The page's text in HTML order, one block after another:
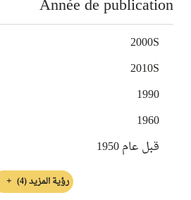
Année de publication
2000S
2010S
1990
1960
قبل عام 1950
رؤية المزيد(4)